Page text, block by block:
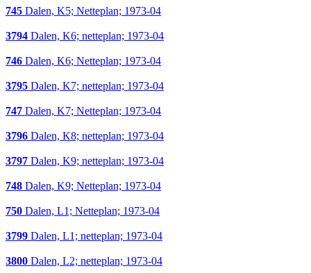
745 Dalen, K5; Netteplan; 1973-04
3794 Dalen, K6; netteplan; 1973-04
746 Dalen, K6; Netteplan; 1973-04
3795 Dalen, K7; netteplan; 1973-04
747 Dalen, K7; Netteplan; 1973-04
3796 Dalen, K8; netteplan; 1973-04
3797 Dalen, K9; netteplan; 1973-04
748 Dalen, K9; Netteplan; 1973-04
750 Dalen, L1; Netteplan; 1973-04
3799 Dalen, L1; netteplan; 1973-04
3800 Dalen, L2; netteplan; 1973-04